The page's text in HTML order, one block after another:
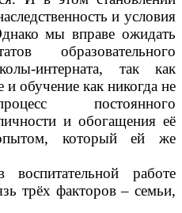
и условия
мы вправе ожидать
образовательного
интерната, так как
и обучение как никогда не
постоянного
и обогащения её
который ей же
работе
трёх факторов – семьи,